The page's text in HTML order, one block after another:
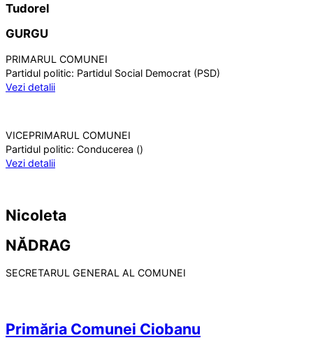
Tudorel
GURGU
PRIMARUL COMUNEI
Partidul politic: Partidul Social Democrat (PSD)
Vezi detalii
VICEPRIMARUL COMUNEI
Partidul politic: Conducerea ()
Vezi detalii
Nicoleta
NĂDRAG
SECRETARUL GENERAL AL COMUNEI
Primăria Comunei Ciobanu